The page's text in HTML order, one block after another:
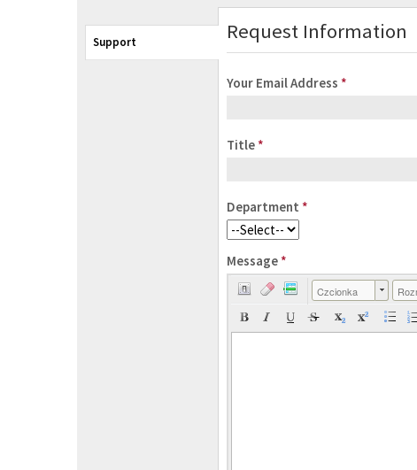
Support Request Information
Your Email Address *
Title *
Department *
Message *
Czcionka